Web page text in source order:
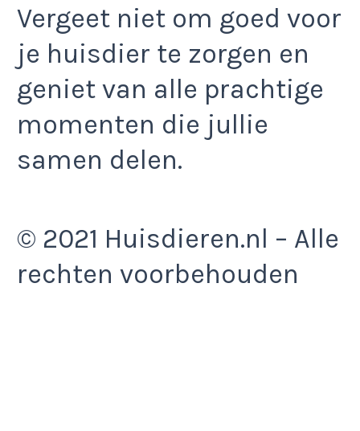
Vergeet niet om goed voor
je huisdier te zorgen en
geniet van alle prachtige
momenten die jullie
samen delen.
© 2021 Huisdieren.nl – Alle
rechten voorbehouden